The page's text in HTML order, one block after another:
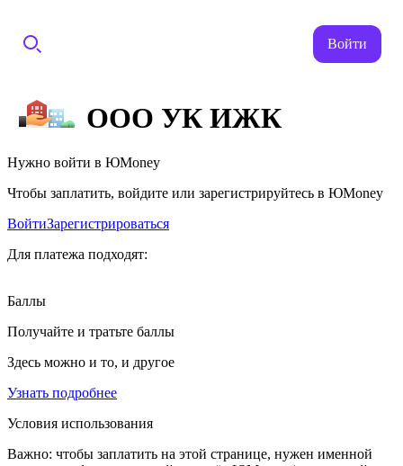
Войти
ООО УК ИЖК
Нужно войти в ЮMoney
Чтобы заплатить, войдите или зарегистрируйтесь в ЮMoney
ВойтиЗарегистрироваться
Для платежа подходят:
Баллы
Получайте и тратьте баллы
Здесь можно и то, и другое
Узнать подробнее
Условия использования
Важно: чтобы заплатить на этой странице, нужен именной